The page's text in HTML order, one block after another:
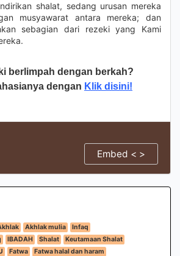
shalat, sedang urusan mereka
musyawarat antara mereka; dan
sebagian dari rezeki yang Kami
berlimpah dengan berkah?
dengan Klik disini!
Embed < >
Akhlak mulia
Infaq
IBADAH Shalat
Keutamaan Shalat
Fatwa
Fatwa halal dan haram